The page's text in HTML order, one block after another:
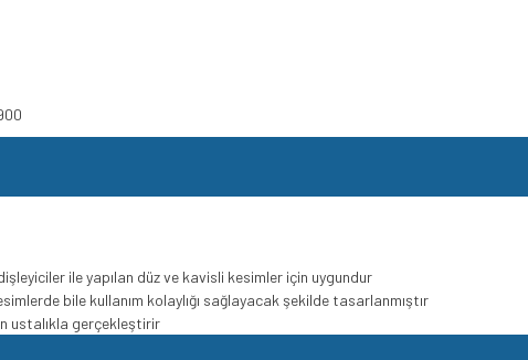
ile yapılan düz ve kavisli kesimler için uygundur
bile kullanım kolaylığı sağlayacak şekilde tasarlanmıştır
ustalıkla gerçekleştirir